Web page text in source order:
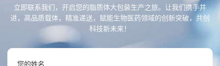
立即联系我们，开启您的脂质体大包装生产之旅。让我们携手并
进，高品质载体，精准递送，赋能生物医药领域的创新突破，共创
科技新未来！
您的姓名